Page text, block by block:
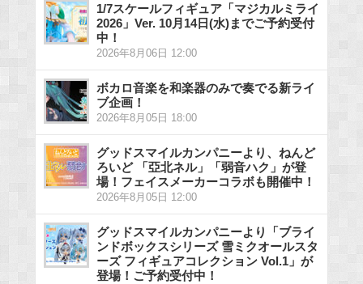
1/7スケールフィギュア「マジカルミライ
2026」Ver. 10月14日(水)までご予約受付
中！
2026年8月06日 12:00
ボカロ音楽を和楽器のみで奏でる新ライ
ブ企画！
2026年8月05日 18:00
グッドスマイルカンパニーより、ねんど
ろいど 「亞北ネル」「弱音ハク」が登
場！フェイスメーカーコラボも開催中！
2026年8月05日 12:00
グッドスマイルカンパニーより「ブライ
ンドボックスシリーズ 雪ミクオールスタ
ーズ フィギュアコレクション Vol.1」が
登場！ご予約受付中！